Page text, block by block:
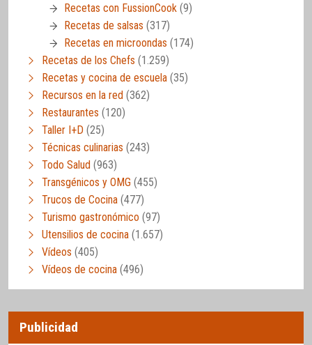
Recetas con FussionCook (9)
Recetas de salsas (317)
Recetas en microondas (174)
Recetas de los Chefs (1.259)
Recetas y cocina de escuela (35)
Recursos en la red (362)
Restaurantes (120)
Taller I+D (25)
Técnicas culinarias (243)
Todo Salud (963)
Transgénicos y OMG (455)
Trucos de Cocina (477)
Turismo gastronómico (97)
Utensilios de cocina (1.657)
Vídeos (405)
Vídeos de cocina (496)
Publicidad